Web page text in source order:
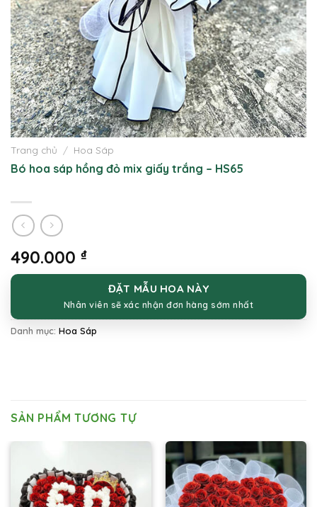
Trang chủ / Hoa Sáp
Bó hoa sáp hồng đỏ mix giấy trắng – HS65
490.000 ₫
ĐẶT MẪU HOA NÀY
Nhân viên sẽ xác nhận đơn hàng sớm nhất
Danh mục: Hoa Sáp
SẢN PHẨM TƯƠNG TỰ